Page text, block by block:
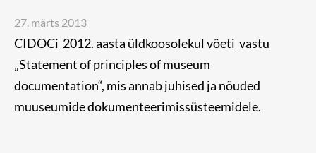
27. märts 2013
CIDOCi 2012. aasta üldkoosolekul võeti vastu
„Statement of principles of museum
documentation“, mis annab juhised ja nõuded
muuseumide dokumenteerimissüsteemidele.